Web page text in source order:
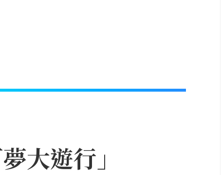
大遊行」